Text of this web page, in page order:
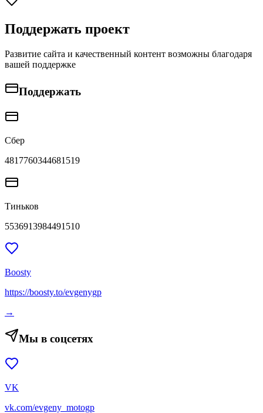
Поддержать проект
Развитие сайта и качественный контент возможны благодаря
вашей поддержке
Поддержать
Сбер
4817760344681519
Тиньков
5536913984491510
Boosty
https://boosty.to/evgenygp
→
Мы в соцсетях
VK
vk.com/evgeny_motogp